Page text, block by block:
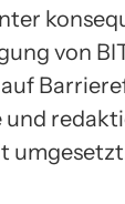
von
auf
und